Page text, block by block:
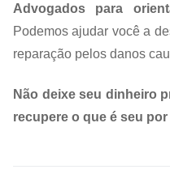
Advogados para
Podemos ajudar você a
reparação pelos danos
Não deixe seu dinheiro
recupere o que é seu